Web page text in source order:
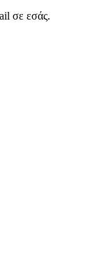
σε εσάς.